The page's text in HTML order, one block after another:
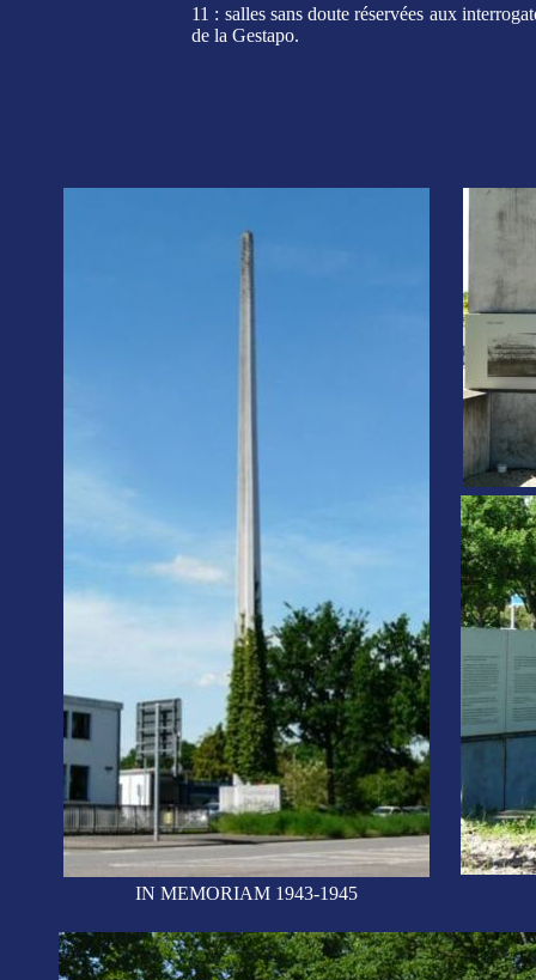
11 : salles sans doute réservées aux
de la Gestapo.
IN MEMORIAM 1943-1945